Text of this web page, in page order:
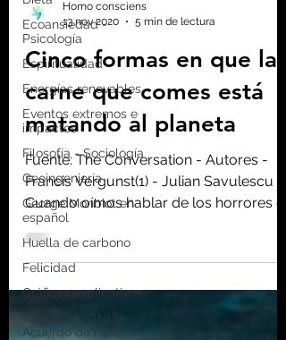
Ecoansiedad -
Psicología
Espiritualidad
Energías renovables
Eventos extremos e
impactos
Filosofía - Sociología
Geoingeniería
George Monbiot en
español
Huella de carbono
Felicidad
Gráficos explicativos
Gobierno - ONU -
Acuerdo de Paris
Homo consciens
13 nov 2020
5 min de lectura
Cinco formas en que la
carne que comes está
matando al planeta
Fuente: The Conversation - Autores -
Francis Vergunst(1) - Julian Savulescu (2)
Cuando oímos hablar de los horrores de
la ganadería...